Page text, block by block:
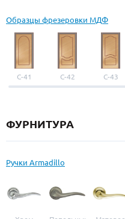
Образцы фрезеровки МДФ
С-41 С-42 С-43
ФУРНИТУРА
Ручки Armadillo